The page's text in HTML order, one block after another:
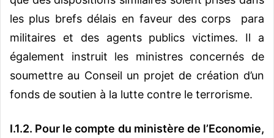
les plus brefs délais en faveur des corps para
militaires et des agents publics victimes. Il a
également instruit les ministres concernés de
soumettre au Conseil un projet de création d’un
fonds de soutien à la lutte contre le terrorisme.
I.1.2. Pour le compte du ministère de l’Economie,